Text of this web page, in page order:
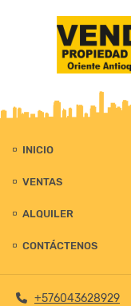
INICIO
VENTAS
ALQUILER
CONTÁCTENOS
+576043628929